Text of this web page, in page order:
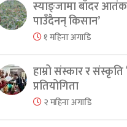
स्याङ्जामा बाँदर आतंक
पाउँदैनन् किसान’
१ महिना अगाडि
हाम्रो संस्कार र
प्रतियोगिता
२ महिना अगाडि